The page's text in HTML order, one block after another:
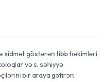
xidmət göstərən tibb həkimləri,
və s. səhiyyə
bir araya gətirən